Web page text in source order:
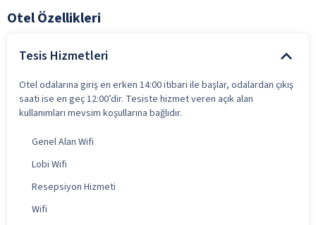
Otel Özellikleri
Tesis Hizmetleri
Otel odalarına giriş en erken 14:00 itibari ile başlar, odalardan çıkış
saati ise en geç 12:00’dir. Tesiste hizmet veren açık alan
kullanımları mevsim koşullarına bağlıdır.
Genel Alan Wifi
Lobi Wifi
Resepsiyon Hizmeti
Wifi